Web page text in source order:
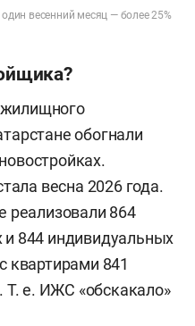
весенний месяц — более 25%
обогнали
весна 2026 года.
реализовали 864
и 844 индивидуальных
квартирами 841
е. ИЖС «обскакало»